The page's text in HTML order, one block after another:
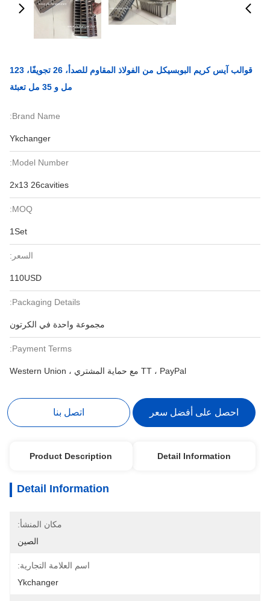
قوالب آيس كريم البوبسيكل من الفولاذ المقاوم للصدأ، 26 تجويفًا، 123
مل و 35 مل تعبئة
Brand Name:
Ykchanger
Model Number:
2x13 26cavities
MOQ:
1Set
السعر:
110USD
Packaging Details:
مجموعة واحدة في الكرتون
Payment Terms:
TT ، PayPal مع حماية المشتري ، Western Union
احصل على أفضل سعر اتصل بنا
Detail Information
Product Description
Detail Information
مكان المنشأ:
الصين
اسم العلامة التجارية:
Ykchanger